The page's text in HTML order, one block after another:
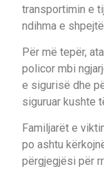
transportimin e
ndihma e
Për më tepër,
policor mbi
e sigurisë dhe
siguruar kushte
Familjarët e
po ashtu
përgjegjësi për